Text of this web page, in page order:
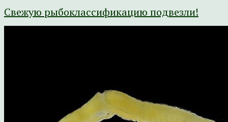
Свежую рыбоклассификацию подвезли!